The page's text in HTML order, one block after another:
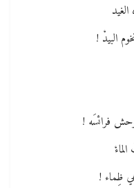
البيدْ !
فرائسَه !
ظِماء !